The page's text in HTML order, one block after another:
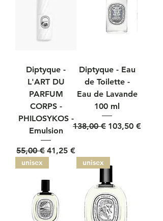
Diptyque -
L'ART DU
PARFUM
CORPS -
PHILOSYKOS -
Emulsion
Prezzo regolare
55,00 € Prezzo scontato
41,25 €
Diptyque - Eau
de Toilette -
Eau de Lavande
100 ml
Prezzo regolare
138,00 € Prezzo
103,50 €
unisex unisex